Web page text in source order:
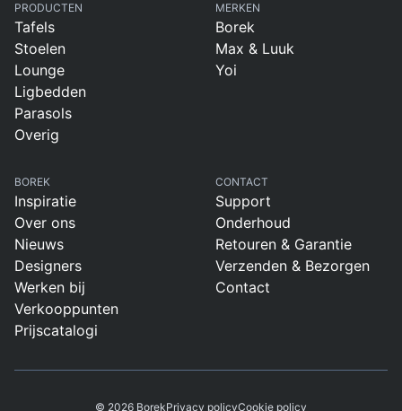
PRODUCTEN
Tafels
Stoelen
Lounge
Ligbedden
Parasols
Overig
MERKEN
Borek
Max & Luuk
Yoi
BOREK
Inspiratie
Over ons
Nieuws
Designers
Werken bij
Verkooppunten
Prijscatalogi
CONTACT
Support
Onderhoud
Retouren & Garantie
Verzenden & Bezorgen
Contact
© 2026 BorekPrivacy policyCookie policy